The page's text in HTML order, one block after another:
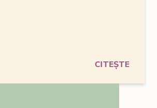
CITEȘTE